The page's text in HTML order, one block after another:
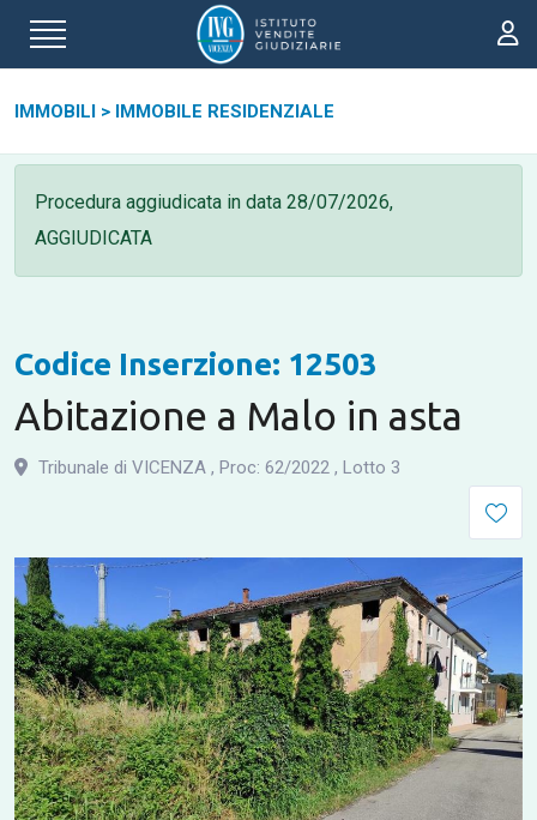
IMMOBILI > IMMOBILE RESIDENZIALE
Procedura aggiudicata in data 28/07/2026,
AGGIUDICATA
Codice Inserzione: 12503
Abitazione a Malo in asta
Tribunale di VICENZA , Proc: 62/2022 , Lotto 3